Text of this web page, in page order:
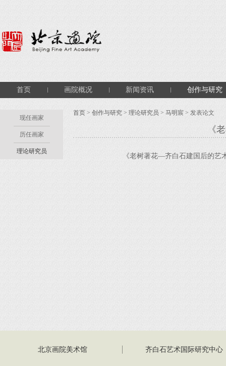
首页 画院概况 新闻资讯 创作与研究
现任画家
历任画家
理论研究员
首页 > 创作与研究 > 理论研究员 > 马明宸 > 发表论文
《
《老树著花—齐白石建国后的艺
北京画院美术馆 齐白石艺术国际研究中心